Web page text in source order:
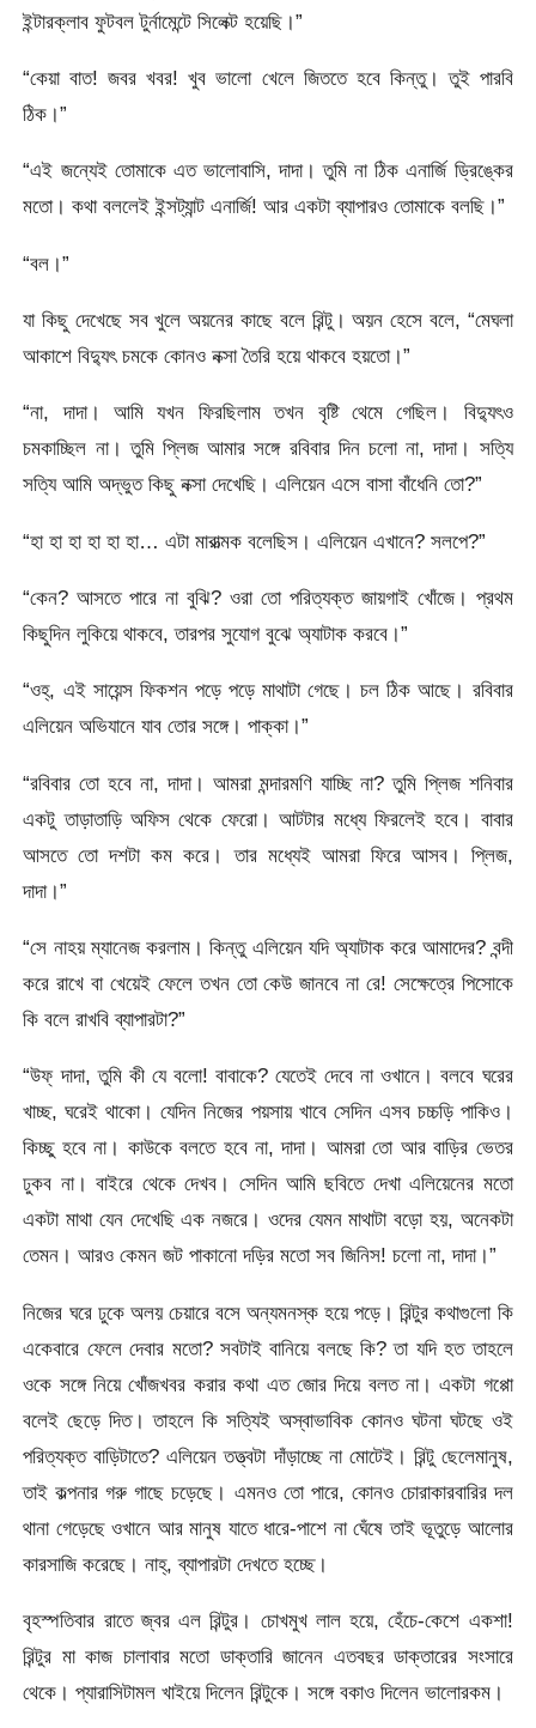
ইন্টারক্লাব ফুটবল টুর্নামেন্টে সিলেক্ট হয়েছি।”
“কেয়া বাত! জবর খবর! খুব ভালো খেলে জিততে হবে কিন্তু। তুই পারবি
ঠিক।”
“এই জন্যেই তোমাকে এত ভালোবাসি, দাদা। তুমি না ঠিক এনার্জি ড্রিঙ্কের
মতো। কথা বললেই ইন্সট্যান্ট এনার্জি! আর একটা ব্যাপারও তোমাকে বলছি।”
“বল।”
যা কিছু দেখেছে সব খুলে অয়নের কাছে বলে রিন্টু। অয়ন হেসে বলে, “মেঘলা
আকাশে বিদ্যুৎ চমকে কোনও নক্সা তৈরি হয়ে থাকবে হয়তো।”
“না, দাদা। আমি যখন ফিরছিলাম তখন বৃষ্টি থেমে গেছিল। বিদ্যুৎও
চমকাচ্ছিল না। তুমি প্লিজ আমার সঙ্গে রবিবার দিন চলো না, দাদা। সত্যি
সত্যি আমি অদ্ভুত কিছু নক্সা দেখেছি। এলিয়েন এসে বাসা বাঁধেনি তো?”
“হা হা হা হা হা হা… এটা মারাত্মক বলেছিস। এলিয়েন এখানে? সলপে?”
“কেন? আসতে পারে না বুঝি? ওরা তো পরিত্যক্ত জায়গাই খোঁজে। প্রথম
কিছুদিন লুকিয়ে থাকবে, তারপর সুযোগ বুঝে অ্যাটাক করবে।”
“ওহ্‌, এই সায়েন্স ফিকশন পড়ে পড়ে মাথাটা গেছে। চল ঠিক আছে। রবিবার
এলিয়েন অভিযানে যাব তোর সঙ্গে। পাক্কা।”
“রবিবার তো হবে না, দাদা। আমরা মন্দারমণি যাচ্ছি না? তুমি প্লিজ শনিবার
একটু তাড়াতাড়ি অফিস থেকে ফেরো। আটটার মধ্যে ফিরলেই হবে। বাবার
আসতে তো দশটা কম করে। তার মধ্যেই আমরা ফিরে আসব। প্লিজ,
দাদা।”
“সে নাহয় ম্যানেজ করলাম। কিন্তু এলিয়েন যদি অ্যাটাক করে আমাদের? বন্দী
করে রাখে বা খেয়েই ফেলে তখন তো কেউ জানবে না রে! সেক্ষেত্রে পিসোকে
কি বলে রাখবি ব্যাপারটা?”
“উফ্ দাদা, তুমি কী যে বলো! বাবাকে? যেতেই দেবে না ওখানে। বলবে ঘরের
খাচ্ছ, ঘরেই থাকো। যেদিন নিজের পয়সায় খাবে সেদিন এসব চচ্চড়ি পাকিও।
কিচ্ছু হবে না। কাউকে বলতে হবে না, দাদা। আমরা তো আর বাড়ির ভেতর
ঢুকব না। বাইরে থেকে দেখব। সেদিন আমি ছবিতে দেখা এলিয়েনের মতো
একটা মাথা যেন দেখেছি এক নজরে। ওদের যেমন মাথাটা বড়ো হয়, অনেকটা
তেমন। আরও কেমন জট পাকানো দড়ির মতো সব জিনিস! চলো না, দাদা।”
নিজের ঘরে ঢুকে অলয় চেয়ারে বসে অন্যমনস্ক হয়ে পড়ে। রিন্টুর কথাগুলো কি
একেবারে ফেলে দেবার মতো? সবটাই বানিয়ে বলছে কি? তা যদি হত তাহলে
ওকে সঙ্গে নিয়ে খোঁজখবর করার কথা এত জোর দিয়ে বলত না। একটা গপ্পো
বলেই ছেড়ে দিত। তাহলে কি সত্যিই অস্বাভাবিক কোনও ঘটনা ঘটছে ওই
পরিত্যক্ত বাড়িটাতে? এলিয়েন তত্ত্বটা দাঁড়াচ্ছে না মোটেই। রিন্টু ছেলেমানুষ,
তাই কল্পনার গরু গাছে চড়েছে। এমনও তো পারে, কোনও চোরাকারবারির দল
থানা গেড়েছে ওখানে আর মানুষ যাতে ধারে-পাশে না ঘেঁষে তাই ভূতুড়ে আলোর
কারসাজি করেছে। নাহ্‌, ব্যাপারটা দেখতে হচ্ছে।
বৃহস্পতিবার রাতে জ্বর এল রিন্টুর। চোখমুখ লাল হয়ে, হেঁচে-কেশে একশা!
রিন্টুর মা কাজ চালাবার মতো ডাক্তারি জানেন এতবছর ডাক্তারের সংসারে
থেকে। প্যারাসিটামল খাইয়ে দিলেন রিন্টুকে। সঙ্গে বকাও দিলেন ভালোরকম।